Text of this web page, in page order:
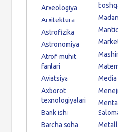
Arxeologiya
Arxitektura
Astrofizika
Astronomiya
Atrof-muhit
fanlari
Aviatsiya
Axborot
texnologiyalari
Bank ishi
Barcha soha
Mantiq
Media